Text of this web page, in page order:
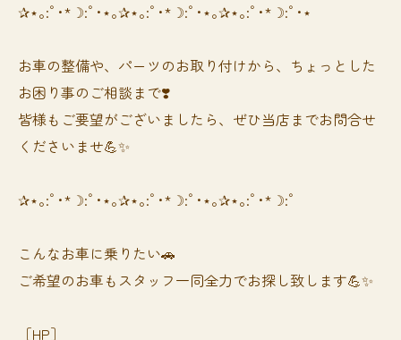
✰⋆｡:ﾟ･*☽:ﾟ･⋆｡✰⋆｡:ﾟ･*☽:ﾟ･⋆｡✰⋆｡:ﾟ･*☽:ﾟ･⋆
お車の整備や、パーツのお取り付けから、ちょっとした
お困り事のご相談まで❣️
皆様もご要望がございましたら、ぜひ当店までお問合せ
くださいませ💪✨
✰⋆｡:ﾟ･*☽:ﾟ･⋆｡✰⋆｡:ﾟ･*☽:ﾟ･⋆｡✰⋆｡:ﾟ･*☽:ﾟ
⁡⁡⁡こんなお車に乗りたい🚗
ご希望のお車もスタッフ一同全力でお探し致します💪✨
［HP］